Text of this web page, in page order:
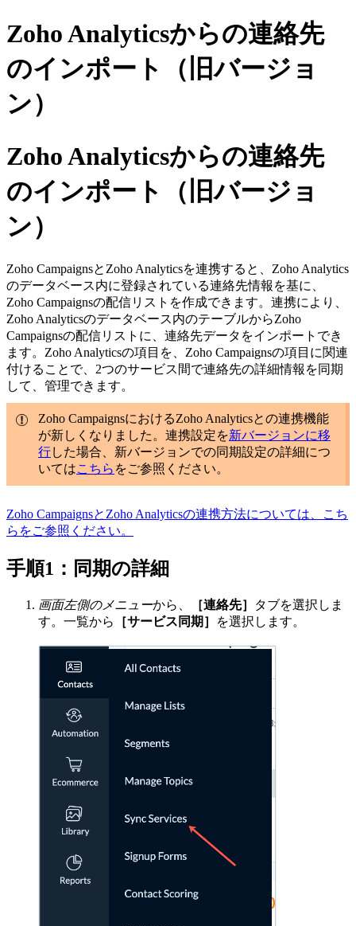
Zoho Analyticsからの連絡先
のインポート（旧バージョ
ン）
Zoho Analyticsからの連絡先
のインポート（旧バージョ
ン）
Zoho CampaignsとZoho Analyticsを連携すると、Zoho Analytics
のデータベース内に登録されている連絡先情報を基に、
Zoho Campaignsの配信リストを作成できます。連携により、
Zoho Analyticsのデータベース内のテーブルからZoho
Campaignsの配信リストに、連絡先データをインポートでき
ます。Zoho Analyticsの項目を、Zoho Campaignsの項目に関連
付けることで、2つのサービス間で連絡先の詳細情報を同期
して、管理できます。
Zoho CampaignsにおけるZoho Analyticsとの連携機能
が新しくなりました。連携設定を新バージョンに移
行した場合、新バージョンでの同期設定の詳細につ
いてはこちら をご参照ください。
Zoho CampaignsとZoho Analyticsの連携方法については、こち
らをご参照ください。
手順1：同期の詳細
画面左側のメニューから、 ［連絡先］
タブを選択しま
す。一覧から
［サービス同期］ を選択します。